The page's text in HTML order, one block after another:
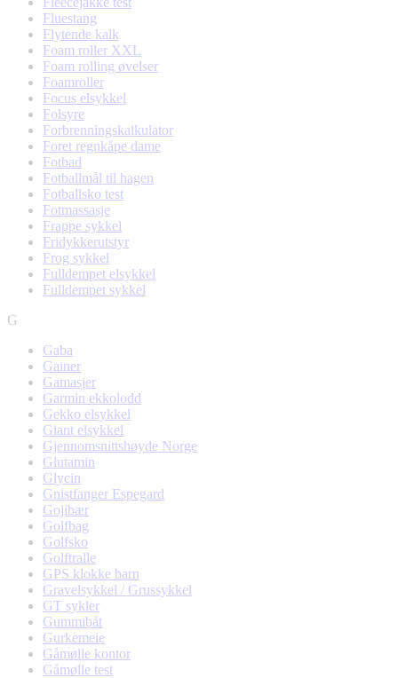
Fluestang
Flytende kalk
Foam roller XXL
Foam rolling øvelser
Foamroller
Focus elsykkel
Folsyre
Forbrenningskalkulator
Foret regnkåpe dame
Fotbad
Fotballmål til hagen
Fotballsko test
Fotmassasje
Frappe sykkel
Fridykkerutstyr
Frog sykkel
Fulldempet elsykkel
Fulldempet sykkel
G
Gaba
Gainer
Gamasjer
Garmin ekkolodd
Gekko elsykkel
Giant elsykkel
Gjennomsnittshøyde Norge
Glutamin
Glycin
Gnistfanger Espegard
Gojibær
Golfbag
Golfsko
Golftralle
GPS klokke barn
Gravelsykkel / Grussykkel
GT sykler
Gummibåt
Gurkemeie
Gåmølle kontor
Gåmølle test